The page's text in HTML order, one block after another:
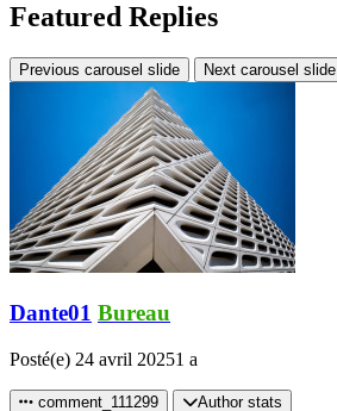
Featured Replies
Previous carousel slide Next carousel slide
Dante01 Bureau
Posté(e) 24 avril 20251 a
comment_111299 Author stats